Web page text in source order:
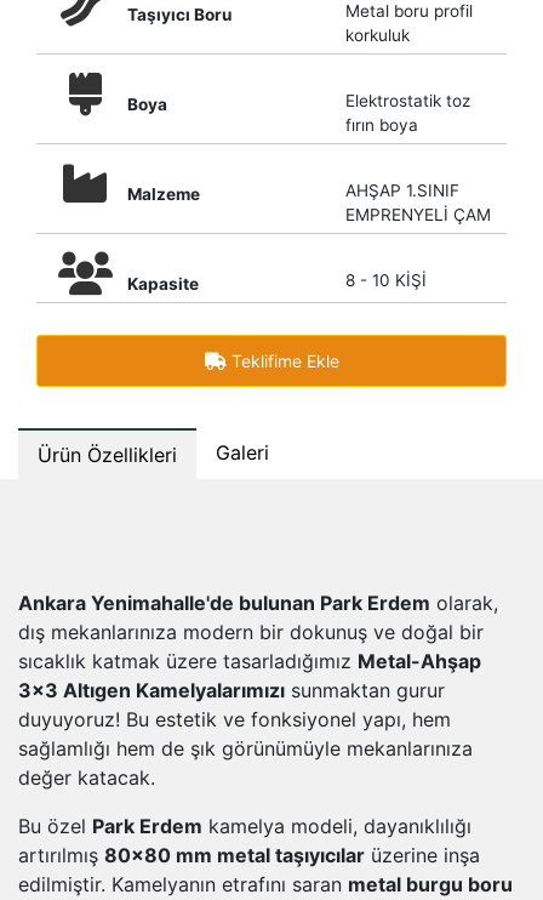
Taşıyıcı Boru
Metal boru profil
korkuluk
Boya
Elektrostatik toz
fırın boya
Malzeme
AHŞAP 1.SINIF
EMPRENYELİ ÇAM
Kapasite 8 - 10 KİŞİ
Teklifime Ekle
Ürün Özellikleri Galeri
Ankara Yenimahalle'de bulunan Park Erdem olarak,
dış mekanlarınıza modern bir dokunuş ve doğal bir
sıcaklık katmak üzere tasarladığımız Metal-Ahşap
3x3 Altıgen Kamelyalarımızı sunmaktan gurur
duyuyoruz! Bu estetik ve fonksiyonel yapı, hem
sağlamlığı hem de şık görünümüyle mekanlarınıza
değer katacak.
Bu özel Park Erdem kamelya modeli, dayanıklılığı
artırılmış 80x80 mm metal taşıyıcılar üzerine inşa
edilmiştir. Kamelyanın etrafını saran metal burgu boru